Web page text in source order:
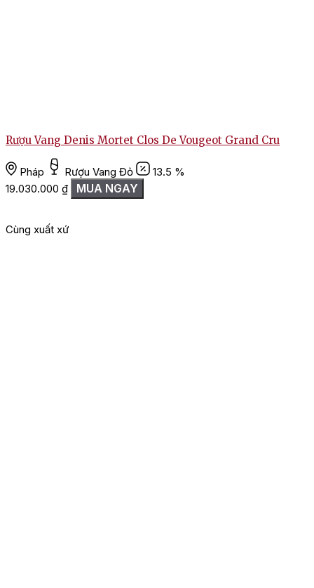
Rượu Vang Denis Mortet Clos De Vougeot Grand Cru
Pháp Rượu Vang Đỏ
13.5 %
19.030.000 ₫ MUA NGAY
Cùng xuất xứ